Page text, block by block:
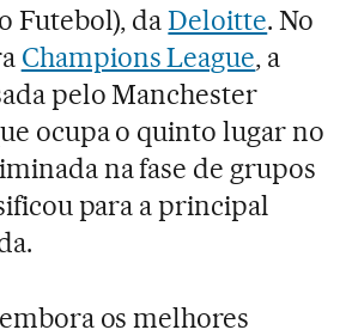
Futebol), daDeloitte. No
Champions League, a
pelo Manchester
ocupa o quinto lugar no
na fase de grupos
para a principal
os melhores